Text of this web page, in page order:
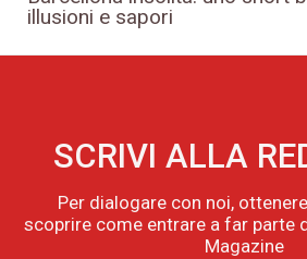
illusioni e sapori
SCRIVI ALLA
Per dialogare con noi,
scoprire come entrare a far parte
Magazine